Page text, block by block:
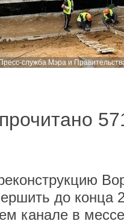
служба Мэра и
прочитано
до конца
канале в